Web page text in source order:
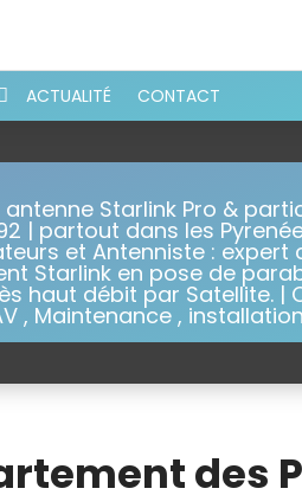
ACTUALITÉ CONTACT
Starlink Pro &
| partout dans les
et Antenniste : expert
Starlink en pose de
haut débit par Satellite. |
, Maintenance ,
des